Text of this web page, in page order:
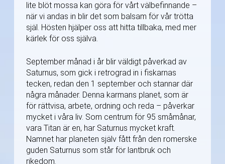
lite blöt mossa kan göra för vårt välbefinnande –
när vi andas in blir det som balsam för vår trötta
själ. Hösten hjälper oss att hitta tillbaka, med mer
kärlek för oss själva.
September månad i år blir väldigt påverkad av
Saturnus, som gick i retrograd in i fiskarnas
tecken, redan den 1 september och stannar där
några månader. Denna karmans planet, som är
för rättvisa, arbete, ordning och reda – påverkar
mycket i våra liv. Som centrum för 95 småmånar,
vara Titan är en, har Saturnus mycket kraft.
Namnet har planeten själv fått från den romerske
guden Saturnus som står för lantbruk och
rikedom.